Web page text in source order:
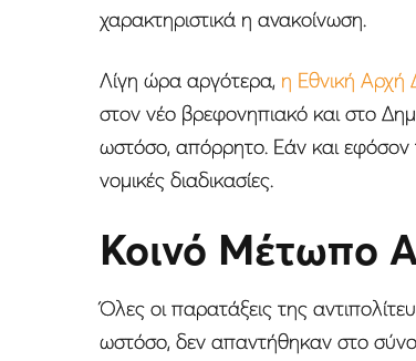
χαρακτηριστικά η ανακοίνωση.
Λίγη ώρα αργότερα, η Εθνική Αρχή
στον νέο βρεφονηπιακό και στο
ωστόσο, απόρρητο. Εάν και εφόσον
νομικές διαδικασίες.
Κοινό Μέτωπο
Όλες οι παρατάξεις της
ωστόσο, δεν απαντήθηκαν στο